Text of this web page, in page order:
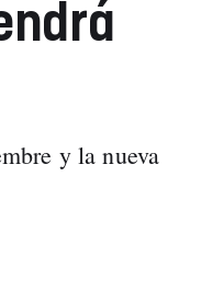
y la nueva